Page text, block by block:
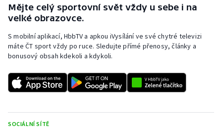
Rychlobruslení
Rychlostní kanoistika
Short track
Sportovní střelba
Stolní tenis
Mějte celý sportovní svět vždy u sebe i na
velké obrazovce.
S mobilní aplikací, HbbTV a apkou iVysílání ve své chytré televizi
máte ČT sport vždy po ruce. Sledujte přímé přenosy, články a
bonusový obsah kdekoli a kdykoli.
SOCIÁLNÍ SÍTĚ